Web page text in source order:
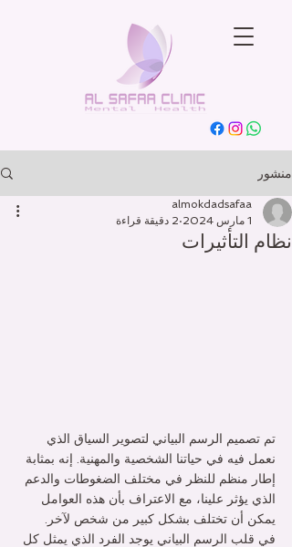
منشور
نظام التأثيرات
almokdadsafaa
1 مارس 2024
2 دقيقة قراءة
تم تصميم الرسم البياني لتصوير السياق الذي
نعمل فيه في حياتنا الشخصية والمهنية. إنه بمثابة
إطار منظم للنظر في مختلف الضغوطات والدعم
الذي يؤثر علينا، مع الاعتراف بأن هذه العوامل
يمكن أن تختلف بشكل كبير من شخص لآخر.
في قلب الرسم البياني يوجد الفرد الذي يمثل كل